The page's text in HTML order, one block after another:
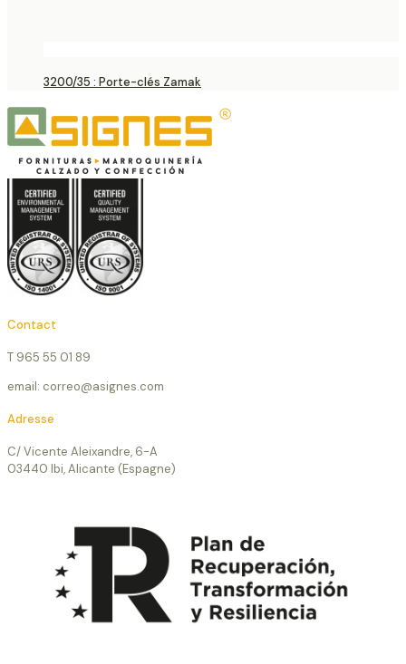
3200/35 : Porte-clés Zamak
Contact
T 965 55 01 89
email: correo@asignes.com
Adresse
C/ Vicente Aleixandre, 6-A
03440 Ibi, Alicante (Espagne)